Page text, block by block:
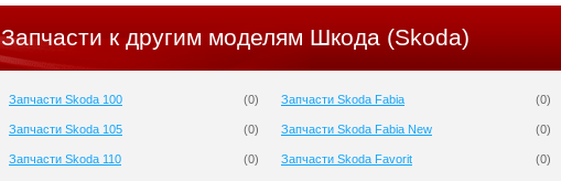
Запчасти к другим моделям Шкода (Skoda)
Запчасти Skoda 100 (0)
Запчасти Skoda 105 (0)
Запчасти Skoda 110 (0)
Запчасти Skoda Fabia (0)
Запчасти Skoda Fabia New (0)
Запчасти Skoda Favorit (0)